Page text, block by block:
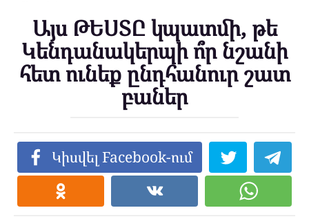
Այս ԹԵՍՏԸ կպատմի, թե
Կենդանակերպի ո՞ր նշանի
հետ ունեք ընդհանուր շատ
բաներ
Կիսվել Facebook-ում